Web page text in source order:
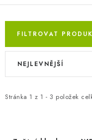
VÝPRODEJ
O nás Reference a
Doprava a platba
FILTROVAT
Výpis produktů
Stránka 1 z 1 - 3 položek
Řazení
NEJLEVNĚJŠÍ